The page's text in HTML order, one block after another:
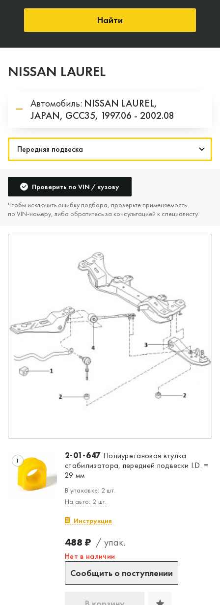
Найти
NISSAN LAUREL
Автомобиль: NISSAN LAUREL,
JAPAN, GCC35, 1997.06 - 2002.08
Проверить по VIN / кузову
Чтобы исключить ошибку подбора, проверьте применяемость
по VIN‑номеру, либо обратитесь за консультацией к специалисту.
1 2-01-647 Полиуретановая втулка
стабилизатора, передней подвески I.D. =
29 мм
В упаковке: 2 шт.
На авто: 2 шт.
Инструкция
488 ₽ / упак.
Нет в наличии
Сообщить о поступлении